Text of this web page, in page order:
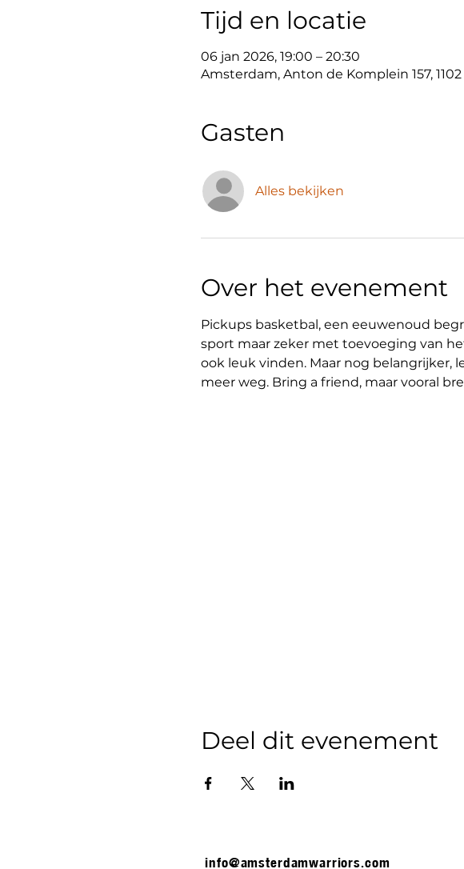
Tijd en locatie
06 jan 2026, 19:00 – 20:30
Amsterdam, Anton de Komplein 157,
Gasten
Alles bekijken
Over het evenement
Pickups basketbal, een eeuwenoud
sport maar zeker met toevoeging van
ook leuk vinden. Maar nog belangrijker,
meer weg. Bring a friend, maar vooral
Deel dit evenement
info@amsterdamwarriors.com